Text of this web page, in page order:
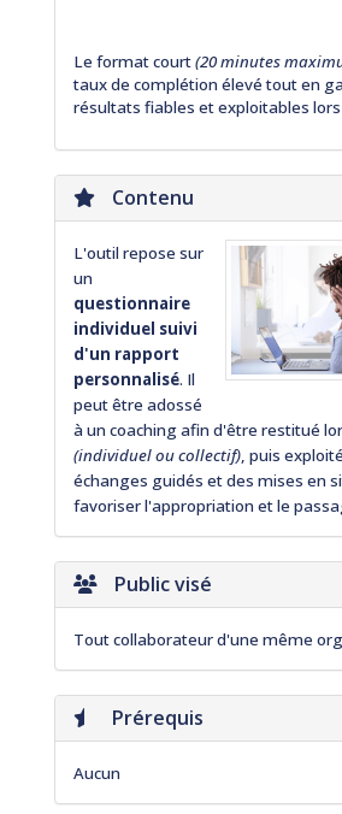
Le format court(20 minutes
taux de complétion élevé tout en
résultats fiables et exploitables
Contenu
L'outil repose sur
un
questionnaire
individuel suivi
d'un rapport
personnalisé. Il
peut être adossé
à un coaching afin d'être restitué
(individuel ou collectif), puis
échanges guidés et des mises en
favoriser l'appropriation et le
Public visé
Tout collaborateur d'une même
Prérequis
Aucun